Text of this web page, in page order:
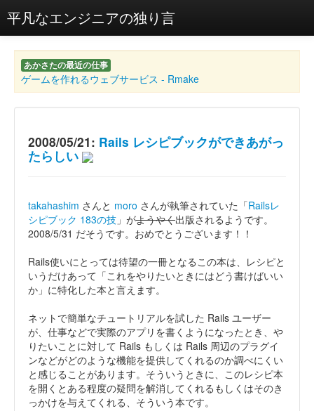
平凡なエンジニアの独り言
あかさたの最近の仕事
ゲームを作れるウェブサービス - Rmake
2008/05/21: Rails レシピブックができあがっ
たらしい
takahashim さんと moro さんが執筆されていた「Railsレ
シピブック 183の技 」がようやく出版されるようです。
2008/5/31 だそうです。おめでとうございます！！
Rails使いにとっては待望の一冊となるこの本は、レシピと
いうだけあって「これをやりたいときにはどう書けばいい
か」に特化した本と言えます。
ネットで簡単なチュートリアルを試した Rails ユーザー
が、仕事などで実際のアプリを書くようになったとき、や
りたいことに対して Rails もしくは Rails 周辺のプラグイ
ンなどがどのような機能を提供してくれるのか調べにくい
と感じることがあります。そういうときに、このレシピ本
を開くとある程度の疑問を解消してくれるもしくはそのき
っかけを与えてくれる、そういう本です。